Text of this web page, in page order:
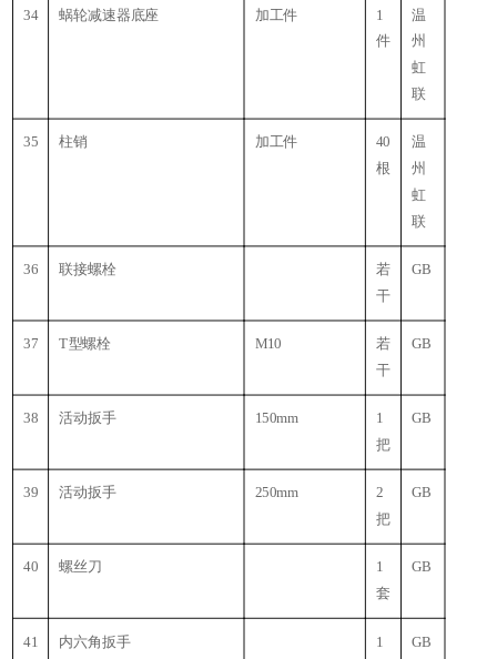
34 蜗轮减速器底座 加工件 1
件
温
州
虹
联
35 柱销 加工件 40
根
温
州
虹
联
36 联接螺栓
若
干
GB
37 T型螺栓 M10
若
干
GB
38 活动扳手 150mm
1
把
GB
39 活动扳手 250mm
2
把
GB
40 螺丝刀
1
套
GB
41 内六角扳手
1
GB